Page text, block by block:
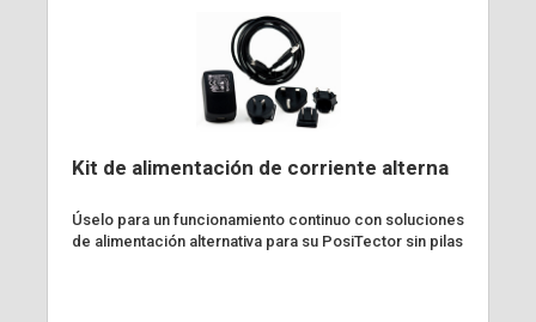
Kit de alimentación de corriente alterna
Úselo para un funcionamiento continuo con soluciones
de alimentación alternativa para su PosiTector sin pilas